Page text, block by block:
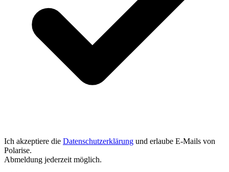
Ich akzeptiere die Datenschutzerklärung und erlaube E-Mails von
Polarise.
Abmeldung jederzeit möglich.